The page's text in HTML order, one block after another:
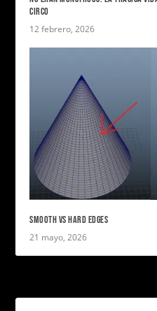
CIRCO
12 febrero, 2026
SMOOTH VS HARD EDGES
21 mayo, 2026